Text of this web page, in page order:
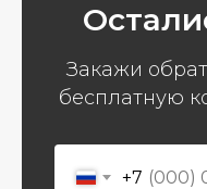
Закажи
бесплатную
+7